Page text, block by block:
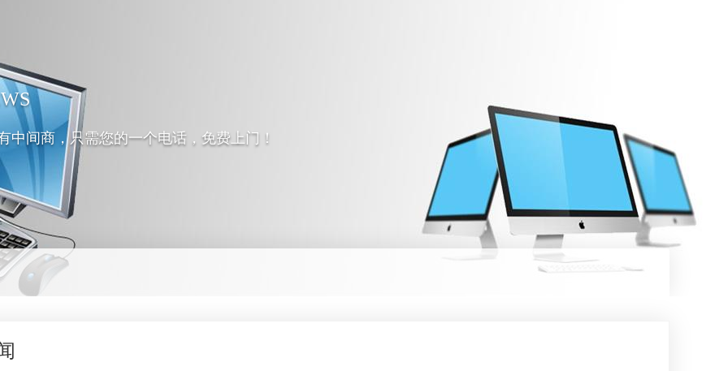
中间商，只需您的一个电话，免费上门！